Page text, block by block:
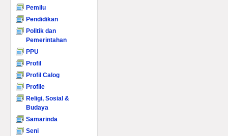
Pemilu
Pendidikan
Politik dan
Pemerintahan
PPU
Profil
Profil Calog
Profile
Religi, Sosial &
Budaya
Samarinda
Seni